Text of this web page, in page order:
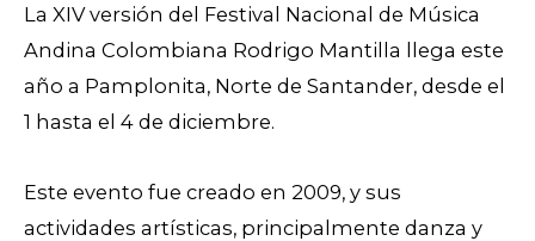
La XIV versión del Festival Nacional de Música
Andina Colombiana Rodrigo Mantilla llega este
año a Pamplonita, Norte de Santander, desde el
1 hasta el 4 de diciembre.
Este evento fue creado en 2009, y sus
actividades artísticas, principalmente danza y